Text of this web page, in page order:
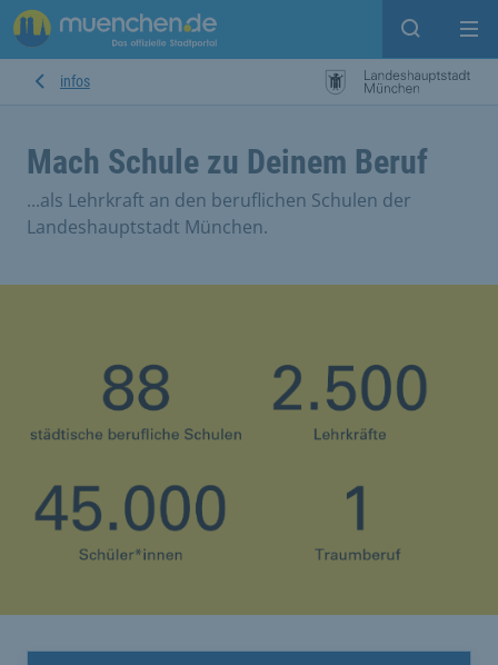
Open
infos
Mach Schule zu Deinem Beruf
...als Lehrkraft an den beruflichen Schulen der
Landeshauptstadt München.